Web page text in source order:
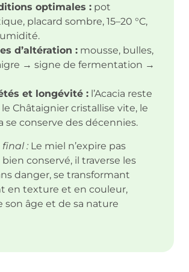
optimales : pot
placard sombre, 15–20 °C,
d’altération : mousse, bulles,
→ signe de fermentation →
et longévité : l’Acacia reste
Châtaignier cristallise vite, le
se conserve des décennies.
: Le miel n’expire pas
conservé, il traverse les
danger, se transformant
en texture et en couleur,
son âge et de sa nature